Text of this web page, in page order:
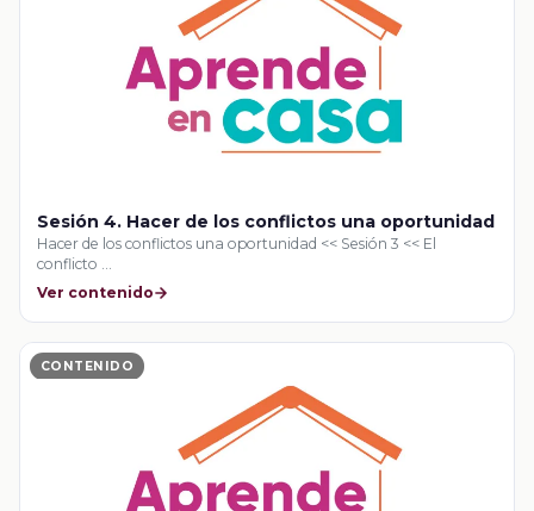
Sesión 4. Hacer de los conflictos una oportunidad
Hacer de los conflictos una oportunidad << Sesión 3 << El
conflicto …
Ver contenido
CONTENIDO